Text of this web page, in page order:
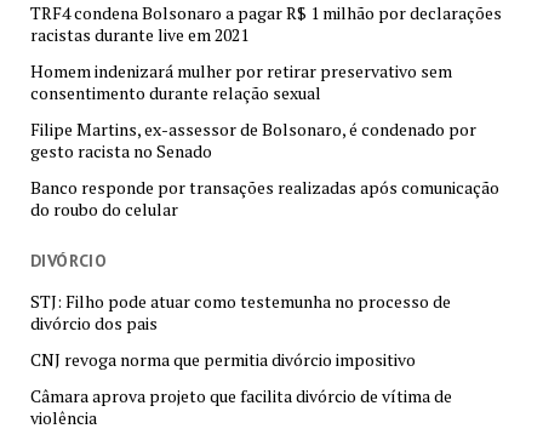
TRF4 condena Bolsonaro a pagar R$ 1 milhão por declarações
racistas durante live em 2021
Homem indenizará mulher por retirar preservativo sem
consentimento durante relação sexual
Filipe Martins, ex-assessor de Bolsonaro, é condenado por
gesto racista no Senado
Banco responde por transações realizadas após comunicação
do roubo do celular
DIVÓRCIO
STJ: Filho pode atuar como testemunha no processo de
divórcio dos pais
CNJ revoga norma que permitia divórcio impositivo
Câmara aprova projeto que facilita divórcio de vítima de
violência